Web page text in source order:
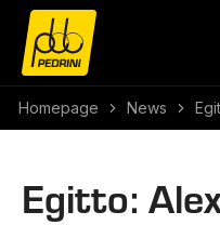
Homepage News
Egitto: